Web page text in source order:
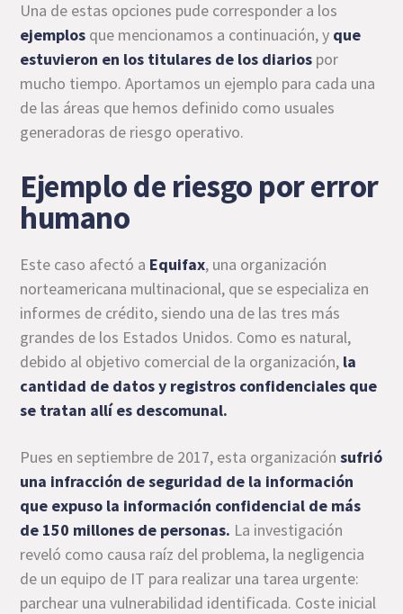
Una de estas opciones pude corresponder a los
ejemplos que mencionamos a continuación, y que
estuvieron en los titulares de los diarios por
mucho tiempo. Aportamos un ejemplo para cada una
de las áreas que hemos definido como usuales
generadoras de riesgo operativo.
Ejemplo de riesgo por error
humano
Este caso afectó a Equifax, una organización
norteamericana multinacional, que se especializa en
informes de crédito, siendo una de las tres más
grandes de los Estados Unidos. Como es natural,
debido al objetivo comercial de la organización, la
cantidad de datos y registros confidenciales que
se tratan allí es descomunal.
Pues en septiembre de 2017, esta organizaciónsufrió
una infracción de seguridad de la información
que expuso la información confidencial de más
de 150 millones de personas. La investigación
reveló como causa raíz del problema, la negligencia
de un equipo de IT para realizar una tarea urgente:
parchear una vulnerabilidad identificada. Coste inicial